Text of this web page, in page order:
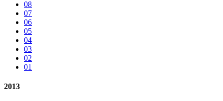
08
07
06
05
04
03
02
01
2013